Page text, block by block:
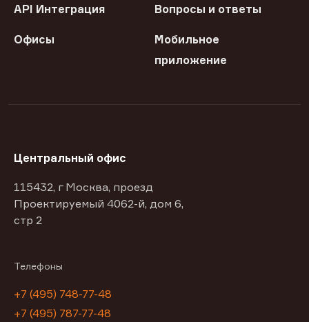
API Интеграция Вопросы и ответы
Офисы
Мобильное
приложение
Центральный офис
115432, г Москва, проезд
Проектируемый 4062-й, дом 6,
стр 2
Телефоны
+7 (495) 748-77-48
+7 (495) 787-77-48